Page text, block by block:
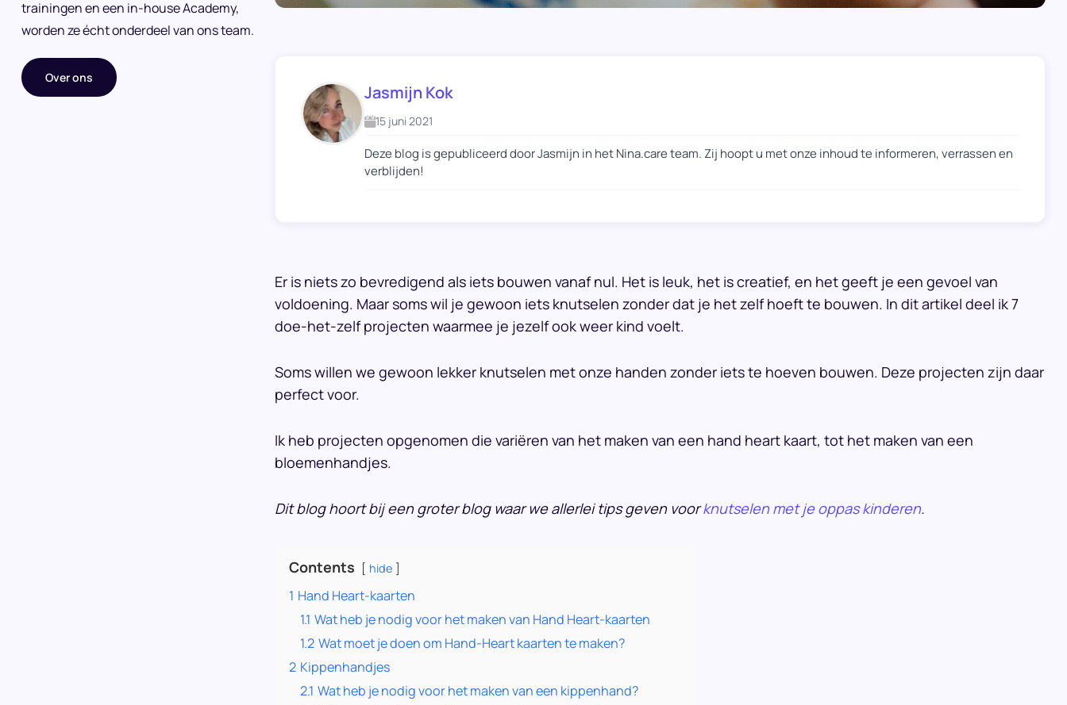
trainingen en een in-house Academy,
worden ze écht onderdeel van ons team.
Over ons
Jasmijn Kok
15 juni 2021
Deze blog is gepubliceerd door Jasmijn in het Nina.care team. Zij hoopt u met onze inhoud te informeren, verrassen en
verblijden!
Er is niets zo bevredigend als iets bouwen vanaf nul. Het is leuk, het is creatief, en het geeft je een gevoel van
voldoening. Maar soms wil je gewoon iets knutselen zonder dat je het zelf hoeft te bouwen. In dit artikel deel ik 7
doe-het-zelf projecten waarmee je jezelf ook weer kind voelt.
Soms willen we gewoon lekker knutselen met onze handen zonder iets te hoeven bouwen. Deze projecten zijn daar
perfect voor.
Ik heb projecten opgenomen die variëren van het maken van een hand heart kaart, tot het maken van een
bloemenhandjes.
Dit blog hoort bij een groter blog waar we allerlei tips geven voorknutselen met je oppas kinderen.
Contents hide
1 Hand Heart-kaarten
1.1 Wat heb je nodig voor het maken van Hand Heart-kaarten
1.2 Wat moet je doen om Hand-Heart kaarten te maken?
2 Kippenhandjes
2.1 Wat heb je nodig voor het maken van een kippenhand?